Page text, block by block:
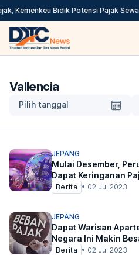
Kemenkeu Bidik Potensi Pajak Sewa
Vallencia
Pilih tanggal
JEPANG
Mulai Desember,
Dapat Keringanan
Berita • 02 Jul 2023
JEPANG
Dapat Warisan
Negara Ini Makin
Berita • 02 Jul 2023